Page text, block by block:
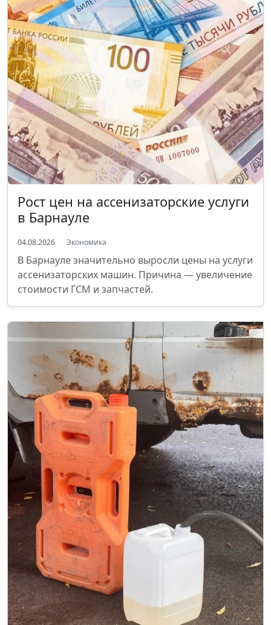
Рост цен на ассенизаторские услуги
в Барнауле
04.08.2026 Экономика
В Барнауле значительно выросли цены на услуги
ассенизаторских машин. Причина — увеличение
стоимости ГСМ и запчастей.